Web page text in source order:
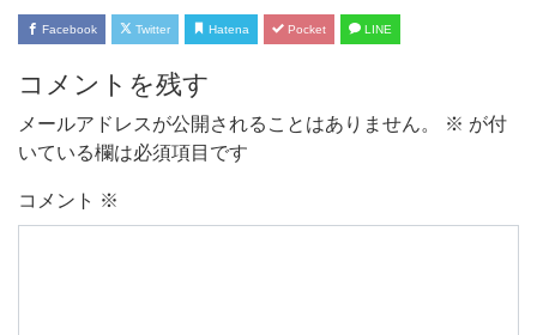
Facebook Twitter Hatena Pocket LINE
コメントを残す
メールアドレスが公開されることはありません。 ※ が付
いている欄は必須項目です
コメント ※